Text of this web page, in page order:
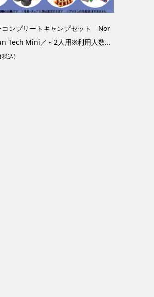
ンプリートキャンプセット Nor
Tech Mini／～2人用※利用人数...
(税込)